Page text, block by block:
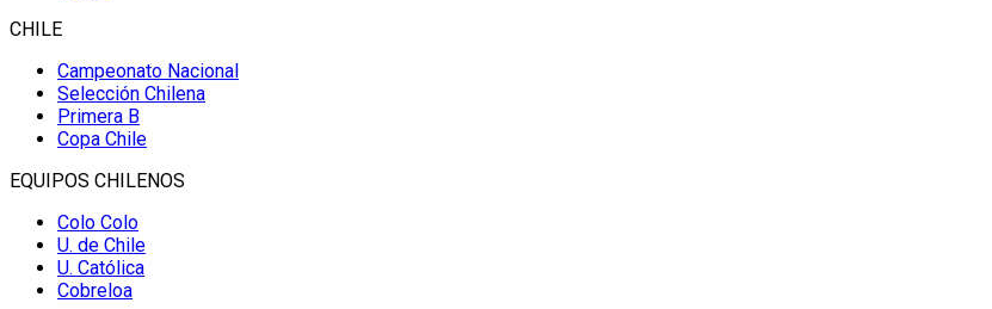
CHILE
Campeonato Nacional
Selección Chilena
Primera B
Copa Chile
EQUIPOS CHILENOS
Colo Colo
U. de Chile
U. Católica
Cobreloa